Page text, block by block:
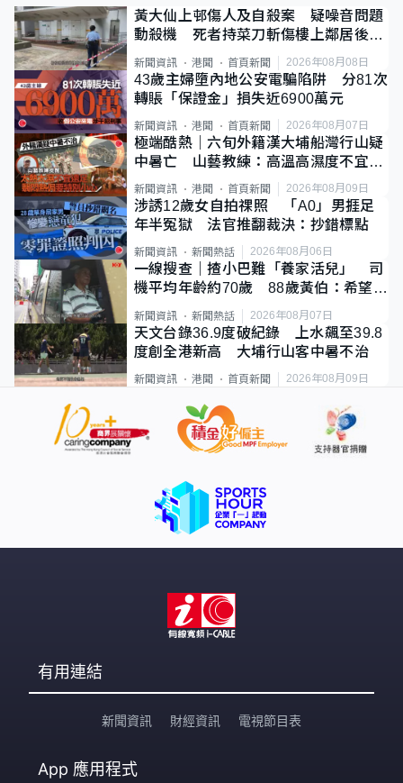
黃大仙上邨傷人及自殺案 疑噪音問題
動殺機 死者持菜刀斬傷樓上鄰居後墮
新聞資訊 港聞 首頁新聞 2026年08月08日
43歲主婦墮內地公安電騙陷阱 分81次
轉賬「保證金」損失近6900萬元
新聞資訊 港聞 首頁新聞 2026年08月07日
極端酷熱｜六旬外籍漢大埔船灣行山疑
中暑亡 山藝教練：高溫高濕度不宜遠
足
新聞資訊 港聞 首頁新聞 2026年08月09日
涉誘12歲女自拍祼照 「A0」男捱足
年半冤獄 法官推翻裁決：抄錯標點
新聞資訊 新聞熱話 2026年08月06日
一線搜查｜揸小巴難「養家活兒」 司
機平均年齡約70歲 88歲黃伯：希望一
直揸落去
新聞資訊 新聞熱話 2026年08月07日
天文台錄36.9度破紀錄 上水飆至39.8
度創全港新高 大埔行山客中暑不治
新聞資訊 港聞 首頁新聞 2026年08月09日
有用連結
新聞資訊 財經資訊 電視節目表
App 應用程式